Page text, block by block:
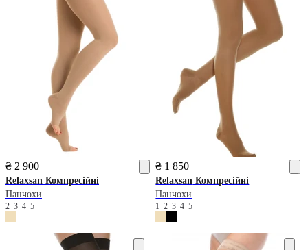
₴ 2 900
Relaxsan Компресійні
Панчохи
2 3 4 5
₴ 1 850
Relaxsan Компресійні
Панчохи
12345